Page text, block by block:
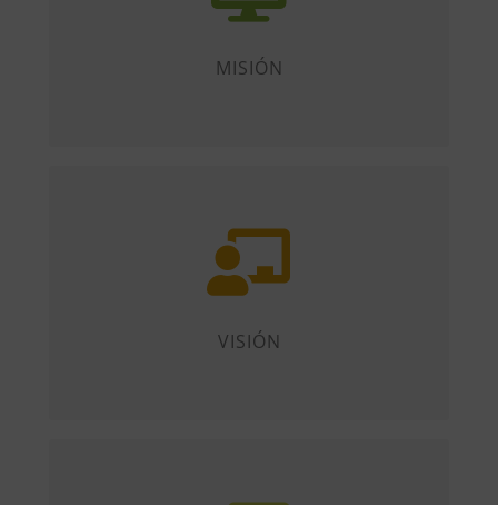
MISIÓN
ideas, conocimiento, experiencias y
cooperación, la excelencia y la
VISIÓN
Ser la referencia para personas y
organizaciones en el ámbito de la
gestión, la cooperación empresarial,
fomento de la competitividad.